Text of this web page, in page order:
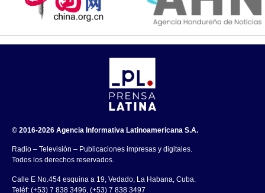
© 2016-2026 Agencia Informativa Latinoamericana S.A.
Radio – Televisión – Publicaciones impresas y digitales.
Todos los derechos reservados.
Calle E No.454 esquina a 19, Vedado, La Habana, Cuba.
Teléf: (+53) 7 838 3496, (+53) 7 838 3497